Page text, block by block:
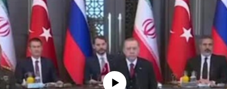
No media source currently available